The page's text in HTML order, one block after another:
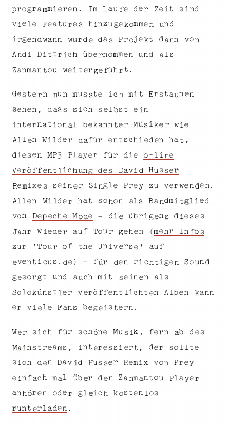
programmi eren . Im Lau fe der Ze i t s i nd
v ie l e Featu re s h inzu ge komme n un d
i rgendwann wurd e da s Pr oj e kt d ann vo n
A nd i D i t t r ic h ü be rnommen und al s
Z anman tou we i ter ge füh r t .
Ge s te rn nu n mu s ste i c h mi t Er s taun en
sehen , d as s s i c h s el bst e in
i n ternat i on al bek ann ter Mu s i ke r w ie
A l l en W i l de r dafür en tsc h i ed en ha t ,
d i e sen MP 3 Pl ayer für d i e o nl i ne
V erö ffen t l i c hung des Dav i d Hu s ser
Remi xe s se i n er Si ngl e Pre y zu verwen de n .
Al l en Wi lde r hat sc hon al s Bandmi tgl i ed
von Dep ec h e Mode - di e ü br i gen s d ie se s
J ahr w iede r au f Tou r geh en (mehr I n fo s
zur 'Tou r o f the U n i v er s e ' au f
event i cu s . de ) - für den r i c h ti ge n Soun d
ges orgt u nd auch mi t se in en al s
So l oküns t ler v erö ffen t l i c h t en A l ben kann
er v i el e F an s bege is tern .
W er s i c h für sc h öne Mu s ik , fern ab d e s
Mains treams , i n t eres s i er t , der so l l te
s i c h d en Dav id Hu s ser Remi x von Prey
e in fac h mal üb er d en Z anman tou Pl aye r
an hören ode r gl ei c h k os ten l os
run t er l aden .